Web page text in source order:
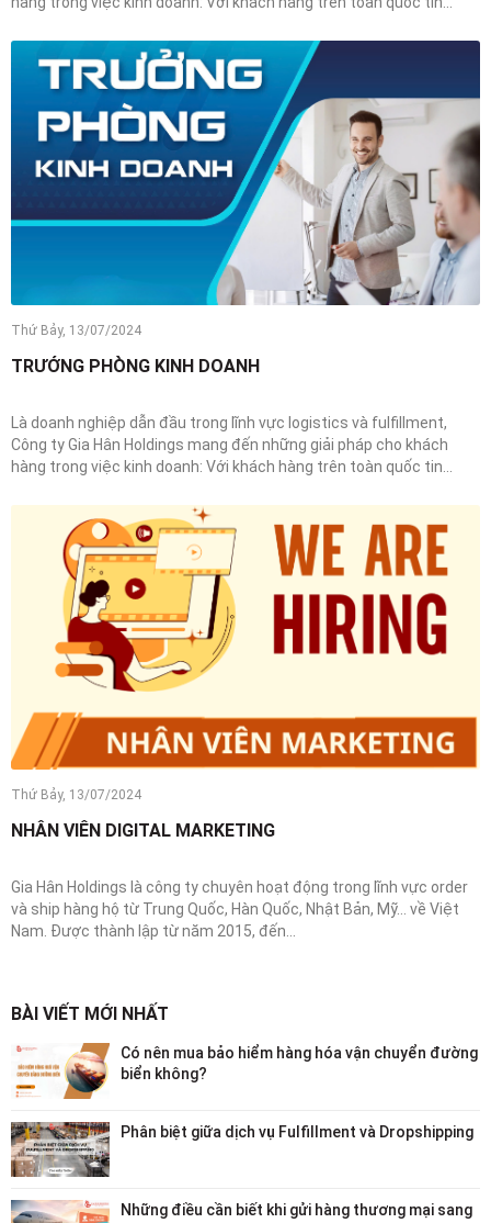
Thứ Bảy, 13/07/2024
TRƯỞNG PHÒNG KINH DOANH
Là doanh nghiệp dẫn đầu trong lĩnh vực logistics và fulfillment,
Công ty Gia Hân Holdings mang đến những giải pháp cho khách
hàng trong việc kinh doanh: Với khách hàng trên toàn quốc tin...
Thứ Bảy, 13/07/2024
NHÂN VIÊN DIGITAL MARKETING
Gia Hân Holdings là công ty chuyên hoạt động trong lĩnh vực order
và ship hàng hộ từ Trung Quốc, Hàn Quốc, Nhật Bản, Mỹ… về Việt
Nam. Được thành lập từ năm 2015, đến...
BÀI VIẾT MỚI NHẤT
Có nên mua bảo hiểm hàng hóa vận chuyển đường
biển không?
Phân biệt giữa dịch vụ Fulfillment và Dropshipping
Những điều cần biết khi gửi hàng thương mại sang